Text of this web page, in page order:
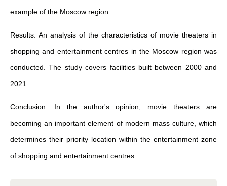
example of the Moscow region.
Results. An analysis of the characteristics of movie theaters in
shopping and entertainment centres in the Moscow region was
conducted. The study covers facilities built between 2000 and
2021.
Conclusion. In the author's opinion, movie theaters are
becoming an important element of modern mass culture, which
determines their priority location within the entertainment zone
of shopping and entertainment centres.